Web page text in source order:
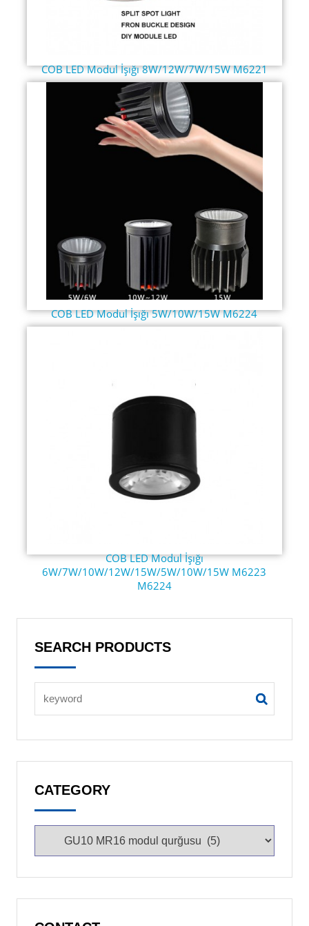
COB LED Modul İşığı 8W/12W/7W/15W M6221
COB LED Modul İşığı 5W/10W/15W M6224
COB LED Modul İşığı
6W/7W/10W/12W/15W/5W/10W/15W M6223
M6224
SEARCH PRODUCTS
CATEGORY